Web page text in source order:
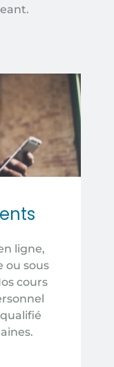
ligne,
ou sous
cours